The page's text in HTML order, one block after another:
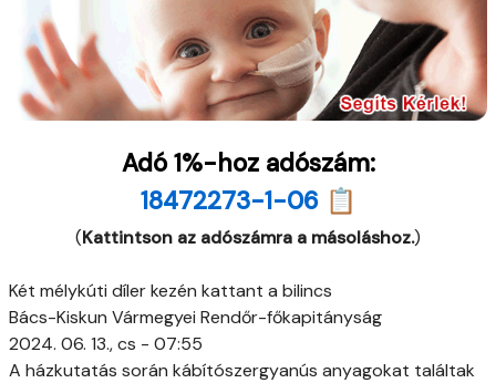
Adó 1%-hoz adószám:
18472273-1-06 📋
(Kattintson az adószámra a másoláshoz.)
Két mélykúti díler kezén kattant a bilincs
Bács-Kiskun Vármegyei Rendőr-főkapitányság
2024. 06. 13., cs - 07:55
A házkutatás során kábítószergyanús anyagokat találtak